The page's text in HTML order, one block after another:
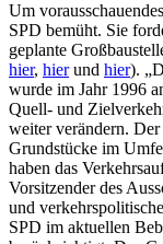
Um
SPD bemüht. Sie
geplante
hier, hierund hier).
wurde im Jahr 1996
Quell- und
weiter verändern.
Grundstücke im
haben das
Vorsitzender des
und
SPD im aktuellen